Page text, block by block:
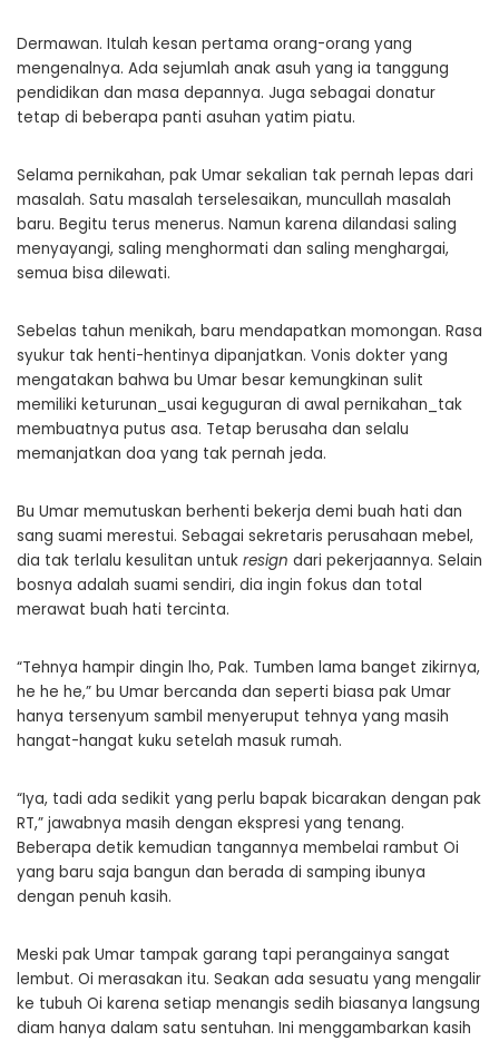
Dermawan. Itulah kesan pertama orang-orang yang
mengenalnya. Ada sejumlah anak asuh yang ia tanggung
pendidikan dan masa depannya. Juga sebagai donatur
tetap di beberapa panti asuhan yatim piatu.
Selama pernikahan, pak Umar sekalian tak pernah lepas dari
masalah. Satu masalah terselesaikan, muncullah masalah
baru. Begitu terus menerus. Namun karena dilandasi saling
menyayangi, saling menghormati dan saling menghargai,
semua bisa dilewati.
Sebelas tahun menikah, baru mendapatkan momongan. Rasa
syukur tak henti-hentinya dipanjatkan. Vonis dokter yang
mengatakan bahwa bu Umar besar kemungkinan sulit
memiliki keturunan_usai keguguran di awal pernikahan_tak
membuatnya putus asa. Tetap berusaha dan selalu
memanjatkan doa yang tak pernah jeda.
Bu Umar memutuskan berhenti bekerja demi buah hati dan
sang suami merestui. Sebagai sekretaris perusahaan mebel,
dia tak terlalu kesulitan untuk resign dari pekerjaannya. Selain
bosnya adalah suami sendiri, dia ingin fokus dan total
merawat buah hati tercinta.
“Tehnya hampir dingin lho, Pak. Tumben lama banget zikirnya,
he he he,” bu Umar bercanda dan seperti biasa pak Umar
hanya tersenyum sambil menyeruput tehnya yang masih
hangat-hangat kuku setelah masuk rumah.
“Iya, tadi ada sedikit yang perlu bapak bicarakan dengan pak
RT,” jawabnya masih dengan ekspresi yang tenang.
Beberapa detik kemudian tangannya membelai rambut Oi
yang baru saja bangun dan berada di samping ibunya
dengan penuh kasih.
Meski pak Umar tampak garang tapi perangainya sangat
lembut. Oi merasakan itu. Seakan ada sesuatu yang mengalir
ke tubuh Oi karena setiap menangis sedih biasanya langsung
diam hanya dalam satu sentuhan. Ini menggambarkan kasih